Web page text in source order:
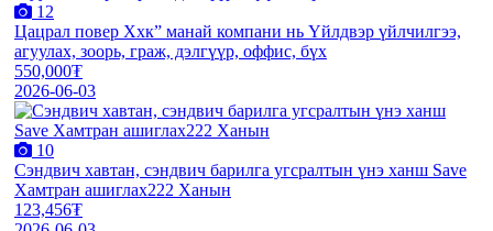
12
Цацрал повер Ххк” манай компани нь Үйлдвэр үйлчилгээ,
агуулах, зоорь, граж, дэлгүүр, оффис, бүх
550,000₮
2026-06-03
10
Сэндвич хавтан, сэндвич барилга угсралтын үнэ ханш Save
Хамтран ашиглах222 Ханын
123,456₮